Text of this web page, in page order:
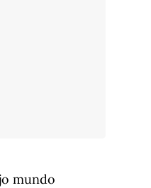
mundo